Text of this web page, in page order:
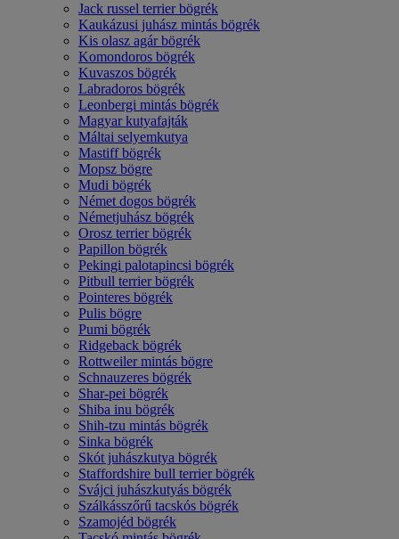
Jack russel terrier bögrék
Kaukázusi juhász mintás bögrék
Kis olasz agár bögrék
Komondoros bögrék
Kuvaszos bögrék
Labradoros bögrék
Leonbergi mintás bögrék
Magyar kutyafajták
Máltai selyemkutya
Mastiff bögrék
Mopsz bögre
Mudi bögrék
Német dogos bögrék
Németjuhász bögrék
Orosz terrier bögrék
Papillon bögrék
Pekingi palotapincsi bögrék
Pitbull terrier bögrék
Pointeres bögrék
Pulis bögre
Pumi bögrék
Ridgeback bögrék
Rottweiler mintás bögre
Schnauzeres bögrék
Shar-pei bögrék
Shiba inu bögrék
Shih-tzu mintás bögrék
Sinka bögrék
Skót juhászkutya bögrék
Staffordshire bull terrier bögrék
Svájci juhászkutyás bögrék
Szálkásszőrű tacskós bögrék
Szamojéd bögrék